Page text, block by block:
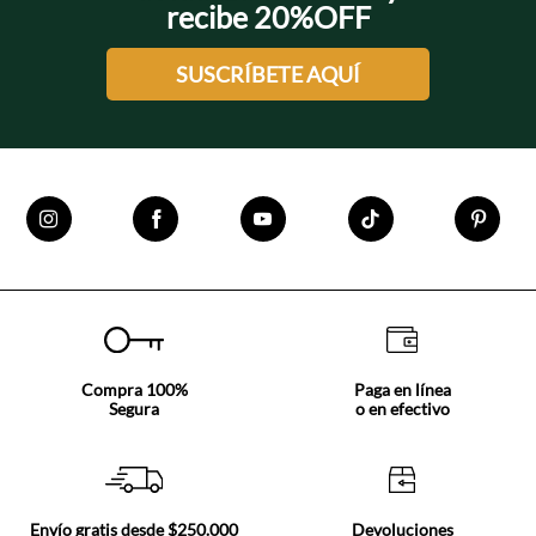
recibe 20%OFF
SUSCRÍBETE AQUÍ
Compra 100%
Segura
Paga en línea
o en efectivo
Envío gratis desde $250.000
Devoluciones